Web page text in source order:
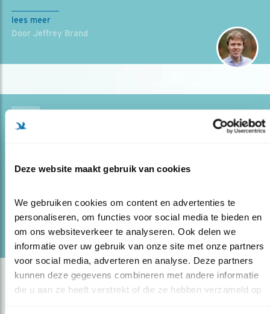
Deze website maakt gebruik van cookies
We gebruiken cookies om content en advertenties te
personaliseren, om functies voor social media te bieden en
om ons websiteverkeer te analyseren. Ook delen we
informatie over uw gebruik van onze site met onze partners
voor social media, adverteren en analyse. Deze partners
kunnen deze gegevens combineren met andere informatie
die u aan ze heeft verstrekt of die ze hebben verzameld op
lees meer
Door Jeffrey Brand
Blog
OP REIS MET DE ZWARTE STERN
én mensen.
lees meer
Door Jeffrey Brand